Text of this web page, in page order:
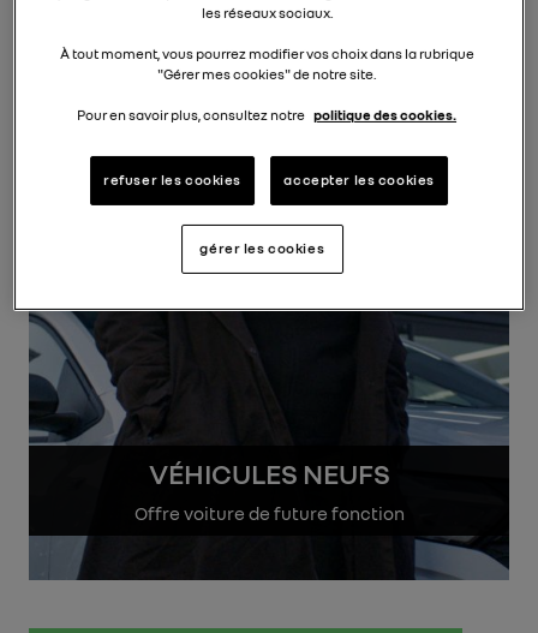
Main image or video
Image
VÉHICULES NEUFS
Short titleOffre voiture de future fonction
les réseaux sociaux.
À tout moment, vous pourrez modifier vos choix dans la rubrique
"Gérer mes cookies" de notre site.
Pour en savoir plus, consultez notre politique des cookies.
refuser les cookies accepter les cookies
gérer les cookies